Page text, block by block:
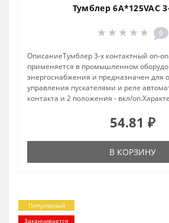
Тумблер 6A*125VAC
0
ОписаниеТумблер 3-х контактный on-
применяется в промышленном
энергоснабжения и предназначен для
управления пускателями и реле
контакта и 2 положения - вкл/
54.81 ₽
В КОРЗИНУ
Популярный
Заканчивается